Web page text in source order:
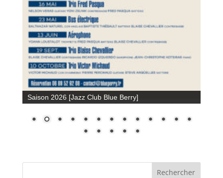
Saison 2026 [Jazz Club Blue Berry]